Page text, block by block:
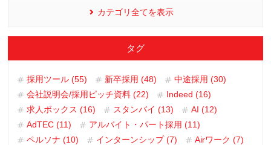
カテゴリ全てを表示
タグ
採用ツール (55) 新卒採用 (48)
中途採用 (30)
会社説明会/採用ピッチ資料 (22)
Indeed (16)
求人ボックス (16)
スタンバイ (13)
AI (12)
AdTEC (11)
アルバイト・パート採用 (11)
ペルソナ (10)
インターンシップ (7)
Airワーク (7)